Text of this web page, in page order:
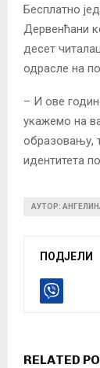
Бесплатно
Дервенћани
десет
одрасле на
– И ове
укажемо на
образовању,
идентитета
АУТОР:
ПОДЈЕЛИ
RELATED